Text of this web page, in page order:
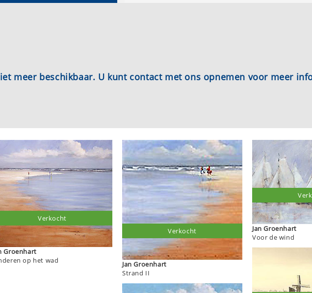
meer beschikbaar. U kunt contact met ons opnemen voor meer
Jan Groenhart
op het wad
Verkocht
Jan Groenhart
Strand II
Verkocht
Jan Groenhart
Voor de wind